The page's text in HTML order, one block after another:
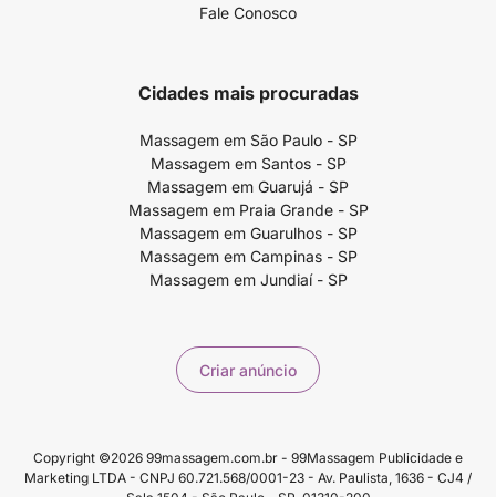
Fale Conosco
Cidades mais procuradas
Massagem em São Paulo - SP
Massagem em Santos - SP
Massagem em Guarujá - SP
Massagem em Praia Grande - SP
Massagem em Guarulhos - SP
Massagem em Campinas - SP
Massagem em Jundiaí - SP
Criar anúncio
Copyright ©2026 99massagem.com.br - 99Massagem Publicidade e
Marketing LTDA - CNPJ 60.721.568/0001-23 - Av. Paulista, 1636 - CJ4 /